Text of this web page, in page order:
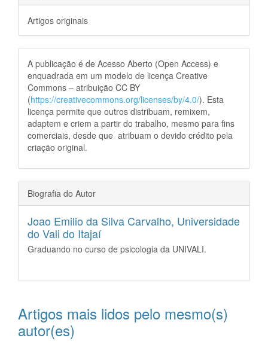
Artigos originais
A publicação é de Acesso Aberto (Open Access) e
enquadrada em um modelo de licença Creative
Commons – atribuição CC BY
(https://creativecommons.org/licenses/by/4.0/). Esta
licença permite que outros distribuam, remixem,
adaptem e criem a partir do trabalho, mesmo para fins
comerciais, desde que atribuam o devido crédito pela
criação original.
Biografia do Autor
Joao Emilio da Silva Carvalho, Universidade
do Vali do Itajaí
Graduando no curso de psicologia da UNIVALI.
Artigos mais lidos pelo mesmo(s)
autor(es)